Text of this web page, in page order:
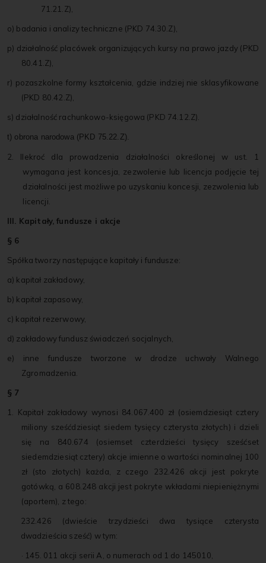
71.21.Z),
o) badania i analizy techniczne (PKD 74.30.Z),
p) działalność placówek organizujących kursy na prawo jazdy (PKD
80.41.Z),
r) pozaszkolne formy kształcenia, gdzie indziej nie sklasyfikowane
(PKD 80.42.Z),
s) działalność rachunkowo-księgowa (PKD 74.12.Z).
t) obrona narodowa (PKD 75.22.Z).
2. Ilekroć dla prowadzenia działalności określonej w ust. 1
wymagana jest koncesja, zezwolenie lub licencja podjęcie tej
działalności jest możliwe po uzyskaniu koncesji, zezwolenia lub
licencji.
III. Kapitały, fundusze i akcje
§ 6
Spółka tworzy następujące kapitały i fundusze:
a) kapitał zakładowy,
b) kapitał zapasowy,
c) kapitał rezerwowy,
d) zakładowy fundusz świadczeń socjalnych,
e) inne fundusze tworzone w drodze uchwały Walnego
Zgromadzenia.
§ 7
1. Kapitał zakładowy wynosi 84.067.400 zł (osiemdziesiąt cztery
miliony sześćdziesiąt siedem tysięcy czterysta złotych) i dzieli
się na 840.674 (osiemset czterdzieści tysięcy sześćset
siedemdziesiąt cztery) akcje imienne o wartości nominalnej 100
zł (sto złotych) każda, z czego 232.426 akcji jest pokryte
gotówką, a 608.248 akcji jest pokryte wkładami niepieniężnymi
(aportem), z tego:
232.426 (dwieście trzydzieści dwa tysiące czterysta
dwadzieścia sześć) w tym:
· 145. 011 akcji serii A, o numerach od 1 do 145010,